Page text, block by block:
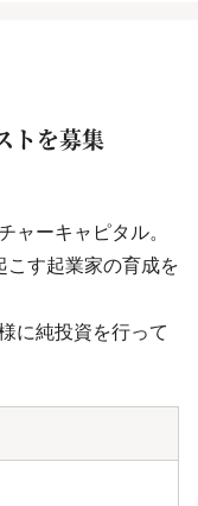
トを募集
ャーキャピタル。
こす起業家の育成を
に純投資を行って